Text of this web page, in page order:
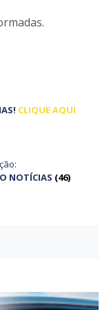
CLIQUE AQUI
NOTÍCIAS (46)